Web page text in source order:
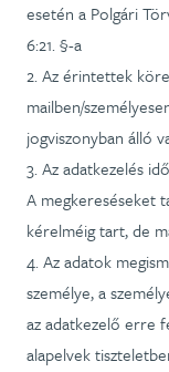
esetén a Polgári
6:21. §-a
2. Az érintettek
mailben/
jogviszonyban álló
3. Az adatkezelés
A megkereséseket
kérelméig tart, de
4. Az adatok
személye, a
az adatkezelő erre
alapelvek